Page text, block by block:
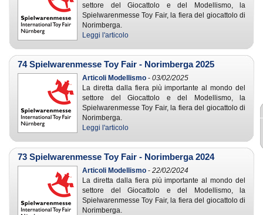
settore del Giocattolo e del Modellismo, la
Spielwarenmesse Toy Fair, la fiera del giocattolo di
Norimberga.
Leggi l'articolo
74 Spielwarenmesse Toy Fair - Norimberga 2025
Articoli Modellismo - 03/02/2025
La diretta dalla fiera più importante al mondo del
settore del Giocattolo e del Modellismo, la
Spielwarenmesse Toy Fair, la fiera del giocattolo di
Norimberga.
Leggi l'articolo
73 Spielwarenmesse Toy Fair - Norimberga 2024
Articoli Modellismo - 22/02/2024
La diretta dalla fiera più importante al mondo del
settore del Giocattolo e del Modellismo, la
Spielwarenmesse Toy Fair, la fiera del giocattolo di
Norimberga.